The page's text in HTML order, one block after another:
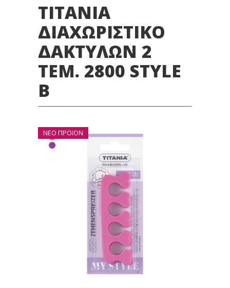
TITANIA
ΔΙΑΧΩΡΙΣΤΙΚΟ
ΔΑΚΤΥΛΩΝ 2
ΤΕΜ. 2800 STYLE
B
ΝΕΟ ΠΡΟΪΟΝ